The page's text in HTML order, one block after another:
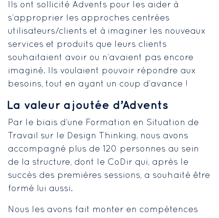
Ils ont sollicité Advents pour les aider à
s’approprier les approches centrées
utilisateurs/clients et à imaginer les nouveaux
services et produits que leurs clients
souhaitaient avoir ou n’avaient pas encore
imaginé. Ils voulaient pouvoir répondre aux
besoins, tout en ayant un coup d’avance !
La valeur ajoutée d’Advents
Par le biais d’une Formation en Situation de
Travail sur le Design Thinking, nous avons
accompagné plus de 120 personnes au sein
de la structure, dont le CoDir qui, après le
succès des premières sessions, a souhaité être
formé lui aussi.
Nous les avons fait monter en compétences